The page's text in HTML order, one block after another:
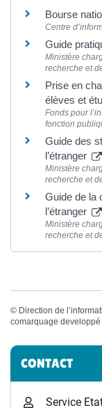
Bourse
Centre
Guide
Ministère
recherche et
Prise en
élèves et
Fonds pour
fonction
Guide des
l’étranger
Ministère
recherche et
Guide de la
l’étranger
Ministère
recherche et
© Direction de
comarquage developpé
CONTACT
Service